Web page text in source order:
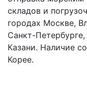
складов и
городах Москве,
Санкт-
Казани. Наличие
Корее.